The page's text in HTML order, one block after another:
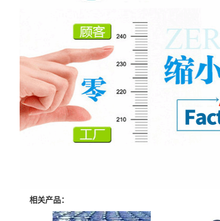
相关产品：